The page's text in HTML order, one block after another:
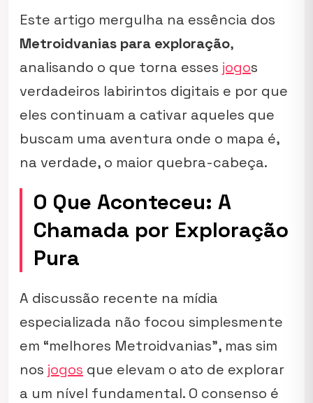
Este artigo mergulha na essência dos
Metroidvanias para exploração,
analisando o que torna esses jogos
verdadeiros labirintos digitais e por que
eles continuam a cativar aqueles que
buscam uma aventura onde o mapa é,
na verdade, o maior quebra-cabeça.
O Que Aconteceu: A
Chamada por Exploração
Pura
A discussão recente na mídia
especializada não focou simplesmente
em “melhores Metroidvanias”, mas sim
nos jogos que elevam o ato de explorar
a um nível fundamental. O consenso é